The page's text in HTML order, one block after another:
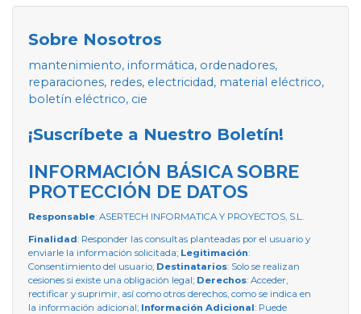
Sobre Nosotros
mantenimiento, informática, ordenadores,
reparaciones, redes, electricidad, material eléctrico,
boletín eléctrico, cie
¡Suscríbete a Nuestro Boletín!
INFORMACIÓN BÁSICA SOBRE
PROTECCIÓN DE DATOS
Responsable: ASERTECH INFORMATICA Y PROYECTOS, S.L.
Finalidad: Responder las consultas planteadas por el usuario y
enviarle la información solicitada; Legitimación:
Consentimiento del usuario; Destinatarios: Solo se realizan
cesiones si existe una obligación legal; Derechos: Acceder,
rectificar y suprimir, así como otros derechos, como se indica en
la información adicional; Información Adicional: Puede